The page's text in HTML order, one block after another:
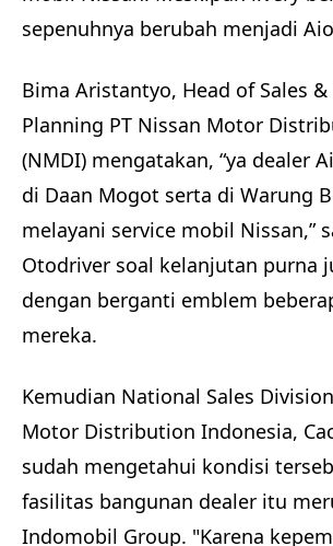
sepenuhnya berubah menjadi
Bima Aristantyo, Head of Sales
Planning PT Nissan Motor
(NMDI) mengatakan, “ya dealer
di Daan Mogot serta di Warung
melayani service mobil Nissan,”
Otodriver soal kelanjutan purna
dengan berganti emblem
mereka.
Kemudian National Sales
Motor Distribution Indonesia,
sudah mengetahui kondisi
fasilitas bangunan dealer itu
Indomobil Group. "Karena